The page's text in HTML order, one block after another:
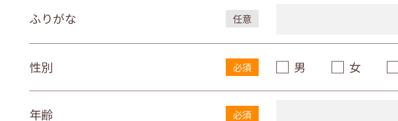
ふりがな 任意
性別 必須 男 女
年齢 必須